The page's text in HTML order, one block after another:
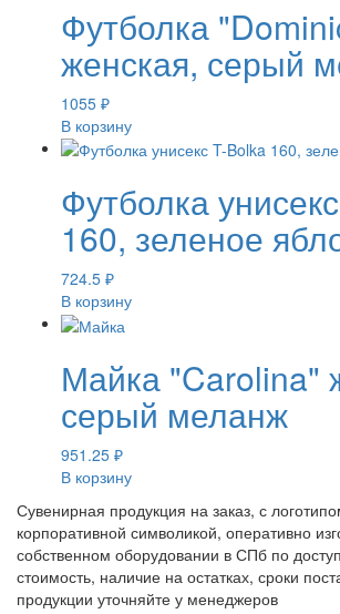
Футболка
женская, серый
1055 ₽
В корзину
Футболка
160, зеленое
724.5 ₽
В корзину
Майка "Carolina"
серый меланж
951.25 ₽
В корзину
Сувенирная продукция на заказ, с
корпоративной символикой, оперативно
собственном оборудовании в СПб по
стоимость, наличие на остатках, сроки
продукции уточняйте у менеджеров